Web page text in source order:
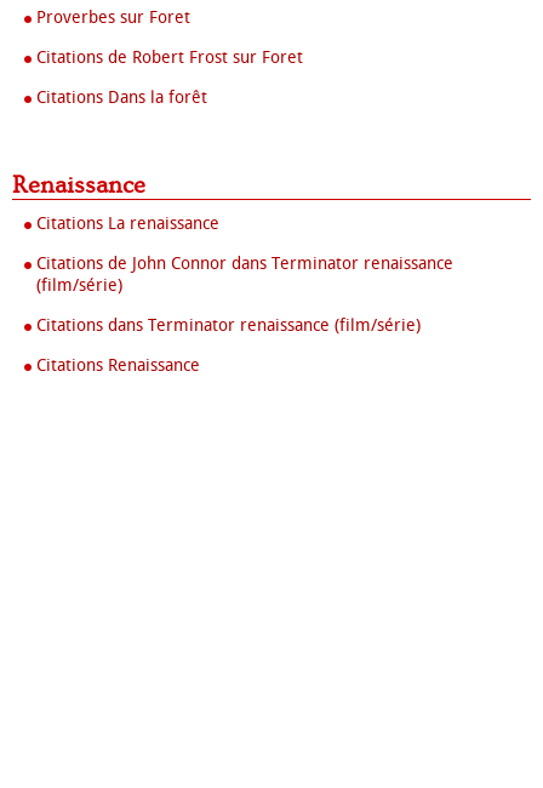
Proverbes sur Foret
Citations de Robert Frost sur Foret
Citations Dans la forêt
Renaissance
Citations La renaissance
Citations de John Connor dans Terminator renaissance
(film/série)
Citations dans Terminator renaissance (film/série)
Citations Renaissance